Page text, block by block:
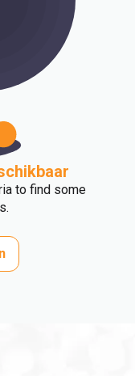
to find some